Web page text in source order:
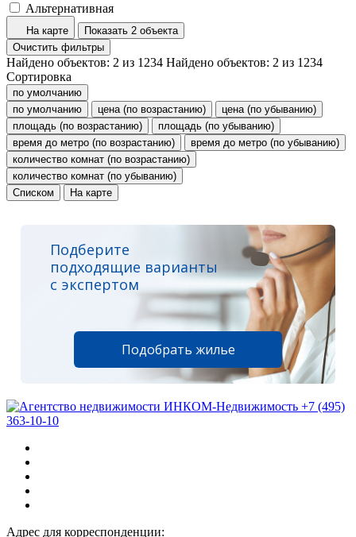
Альтернативная
На карте
Показать 2 объекта
Очистить фильтры
Найдено объектов: 2 из 1234 Найдено объектов: 2 из 1234
Сортировка
по умолчанию
по умолчанию
цена (по возрастанию)
цена (по убыванию)
площадь (по возрастанию)
площадь (по убыванию)
время до метро (по возрастанию)
время до метро (по убыванию)
количество комнат (по возрастанию)
количество комнат (по убыванию)
Списком
На карте
Подберите
подходящие варианты
с экспертом
Подобрать жилье
+7 (495)
363-10-10
Адрес для корреспонденции: